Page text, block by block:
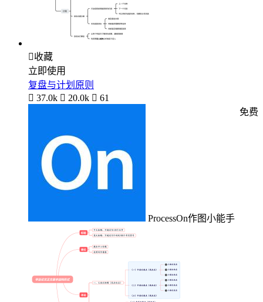
收藏
立即使用
复盘与计划原则
 37.0k  20.0k  61
ProcessOn作图小能手
免费